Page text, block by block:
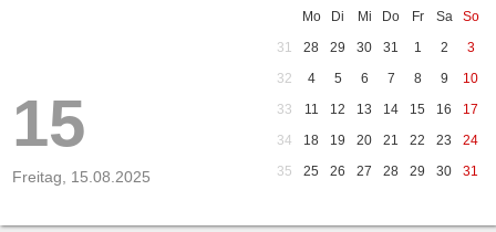
15
Freitag, 15.08.2025
Mo
Di Mi Do Fr Sa
So
31
28 29 30 31 1 2
3
32
4 5 6 7 8 9
10
33
11 12 13 14 15 16
17
34
18 19 20 21 22 23
24
35
25 26 27 28 29 30 31